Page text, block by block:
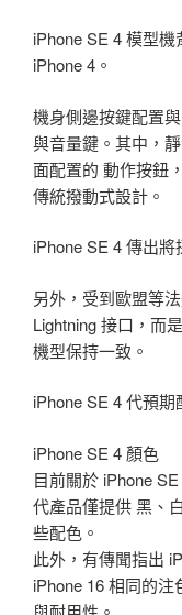
iPhone SE 4 模型
iPhone 4。
機身側邊按鍵配置
與音量鍵。其中，
面配置的 動作按鈕
傳統撥動式設計。
iPhone SE 4 傳出將
另外，受到歐盟等
Lightning 接口，而
機型保持一致。
iPhone SE 4 代預期
iPhone SE 4 顏色
目前關於 iPhone
代產品僅提供 黑、
些配色。
此外，有傳聞指出
iPhone 16 相同的